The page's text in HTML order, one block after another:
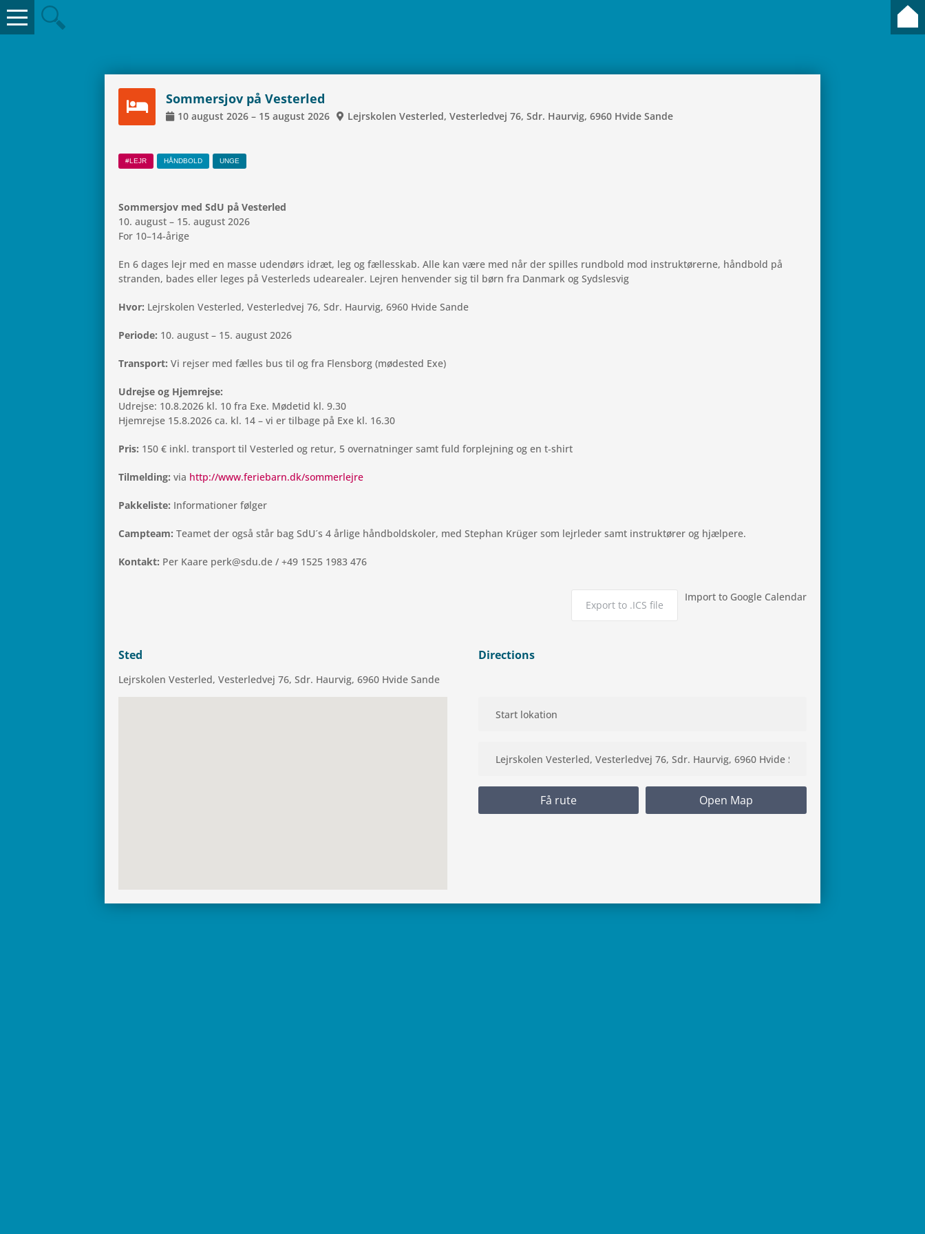
Som­mer­sjov på Vesterled
10 august 2026 – 15 august 2026 Lej­rsko­len Vester­led, Vester­led­vej 76, Sdr. Haur­vig, 6960 Hvide Sande
#LEJR HÅND­BOLD UNGE
Som­mer­sjov med SdU på Vesterled
10. august – 15. august 2026
For 10–14-årige
En 6 dages lejr med en masse uden­dørs idræt, leg og fæl­les­skab. Alle kan være med når der spil­les rund­bold mod instruk­tø­rerne, hånd­bold på
stran­den, bades eller leges på Vester­leds udea­re­a­ler. Lejren hen­ven­der sig til børn fra Dan­mark og Sydslesvig
Hvor: Lej­rsko­len Vester­led, Vester­led­vej 76, Sdr. Haur­vig, 6960 Hvide Sande
Peri­ode: 10. august – 15. august 2026
Trans­port: Vi rejser med fælles bus til og fra Flens­borg (møde­sted Exe)
Udrejse og Hjemrejse:
Udrejse: 10.8.2026 kl. 10 fra Exe. Møde­tid kl. 9.30
Hjem­rejse 15.8.2026 ca. kl. 14 – vi er til­bage på Exe kl. 16.30
Pris: 150 € inkl. trans­port til Vester­led og retur, 5 over­nat­nin­ger samt fuld for­plej­ning og en t‑shirt
Til­mel­ding: via http://www.feriebarn.dk/sommerlejre
Pak­ke­li­ste: Infor­ma­tio­ner følger
Camp­team: Teamet der også står bag SdU´s 4 årlige hånd­boldsko­ler, med Step­han Krüger som lej­r­le­der samt instruk­tø­rer og hjælpere.
Kon­takt: Per Kaare perk@sdu.de / +49 1525 1983 476
Export to .ICS file
Import to Google Calendar
Sted
Lej­rsko­len Vester­led, Vester­led­vej 76, Sdr. Haur­vig, 6960 Hvide Sande
Directions
Få rute Open Map